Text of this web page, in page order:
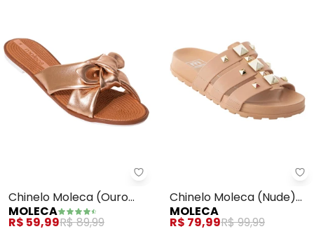
Moleca - Chinelo Moleca
Chinelo Moleca (Ouro
Rosa) em Sintético
MOLECA
R$ 59,99R$ 89,99
Chinelo Moleca (Nude)
em Sintético
MOLECA
R$ 79,99R$ 99,99